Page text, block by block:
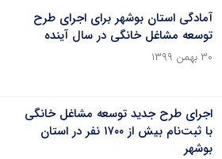
آمادگی استان بوشهر برای اجرای طرح
توسعه مشاغل خانگی در سال آینده
۳۰ بهمن ۱۳۹۹
اجرای طرح جدید توسعه مشاغل خانگی
با ثبت‌نام بیش از ۱۷۰۰ نفر در استان
بوشهر